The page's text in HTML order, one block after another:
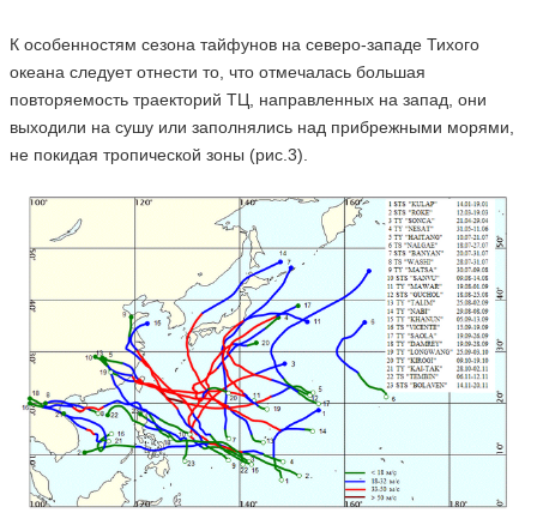
К особенностям сезона тайфунов на северо-западе Тихого
океана следует отнести то, что отмечалась большая
повторяемость траекторий ТЦ, направленных на запад, они
выходили на сушу или заполнялись над прибрежными морями,
не покидая тропической зоны (рис.3).